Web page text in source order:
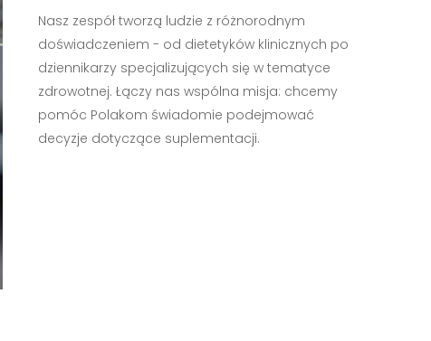
Nasz zespół tworzą ludzie z różnorodnym
doświadczeniem - od dietetyków klinicznych po
dziennikarzy specjalizujących się w tematyce
zdrowotnej. Łączy nas wspólna misja: chcemy
pomóc Polakom świadomie podejmować
decyzje dotyczące suplementacji.